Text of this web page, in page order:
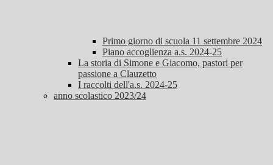
Primo giorno di scuola 11 settembre 2024
Piano accoglienza a.s. 2024-25
La storia di Simone e Giacomo, pastori per
passione a Clauzetto
I raccolti dell'a.s. 2024-25
anno scolastico 2023/24